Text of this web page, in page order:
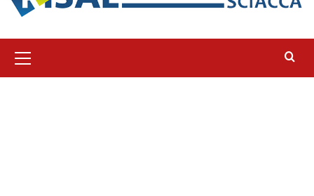
principale